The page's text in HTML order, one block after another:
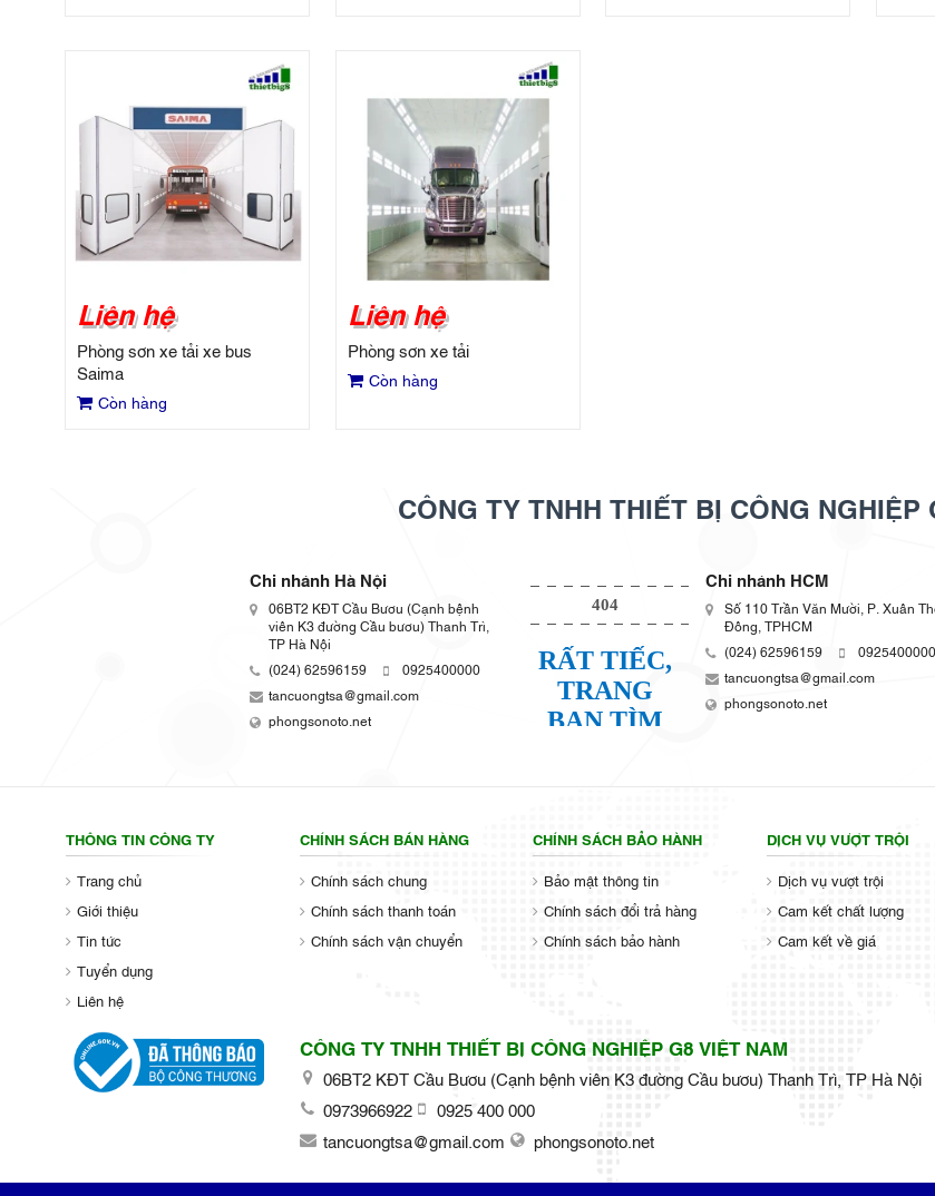
Liên hệ
Phòng sơn xe tải xe bus
Saima
Còn hàng
Liên hệ
Phòng sơn xe tải
Còn hàng
CÔNG TY TNHH THIẾT BỊ CÔNG NGHIỆP
Chi nhánh Hà Nội
06BT2 KĐT Cầu Bươu (Cạnh bệnh
viên K3 đường Cầu bươu) Thanh Trì,
TP Hà Nội
(024) 62596159
0925400000
tancuongtsa@gmail.com
phongsonoto.net
Chi nhánh HCM
Số 110 Trần Văn Mười, P. Xuân
Đông, TPHCM
(024) 62596159
0925400000
tancuongtsa@gmail.com
phongsonoto.net
THÔNG TIN CÔNG TY
Trang chủ
Giới thiệu
Tin tức
Tuyển dụng
Liên hệ
CHÍNH SÁCH BÁN HÀNG
Chính sách chung
Chính sách thanh toán
Chính sách vận chuyển
CHÍNH SÁCH BẢO HÀNH
Bảo mật thông tin
Chính sách đổi trả hàng
Chính sách bảo hành
DỊCH VỤ VƯỢT TRỘI
Dịch vụ vượt trội
Cam kết chất lượng
Cam kết về giá
CÔNG TY TNHH THIẾT BỊ CÔNG NGHIỆP G8 VIỆT NAM
06BT2 KĐT Cầu Bươu (Cạnh bệnh viên K3 đường Cầu bươu) Thanh Trì, TP Hà Nội
0973966922
0925 400 000
tancuongtsa@gmail.com
phongsonoto.net